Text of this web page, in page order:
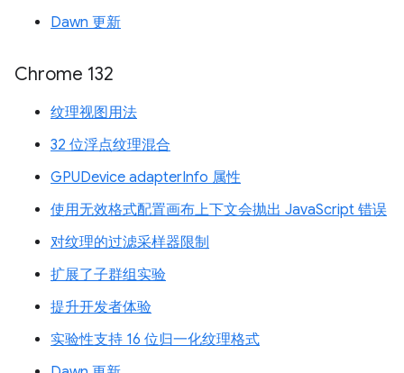
Dawn 更新
Chrome 132
纹理视图用法
32 位浮点纹理混合
GPUDevice adapterInfo 属性
使用无效格式配置画布上下文会抛出 JavaScript 错误
对纹理的过滤采样器限制
扩展了子群组实验
提升开发者体验
实验性支持 16 位归一化纹理格式